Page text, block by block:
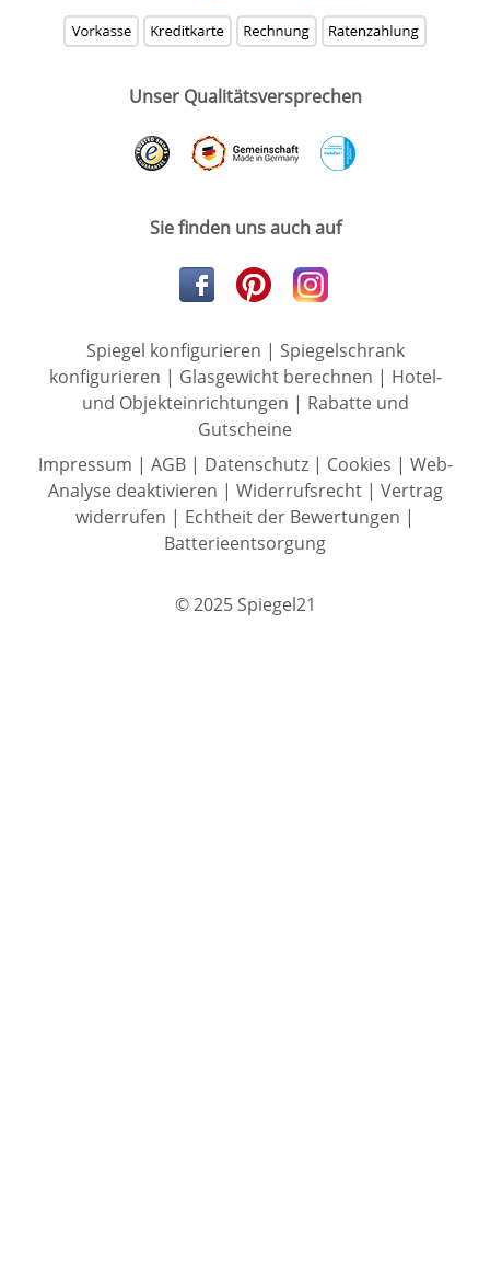
Unser Qualitätsversprechen
Sie finden uns auch auf
Spiegel konfigurieren | Spiegelschrank
konfigurieren | Glasgewicht berechnen | Hotel-
und Objekteinrichtungen | Rabatte und
Gutscheine
Impressum | AGB| Datenschutz| Cookies | Web-
Analyse deaktivieren | Widerrufsrecht| Vertrag
widerrufen | Echtheit der Bewertungen |
Batterieentsorgung
© 2025 Spiegel21